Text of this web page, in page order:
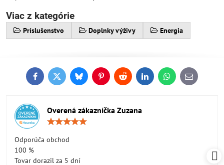
Viac z kategórie
Príslušenstvo Doplnky výživy Energia
FacebookTwitterBlueskyPinterestReddit LinkedInWhatsApp
E-
mail
Overená zákazníčka Zuzana
Odporúča obchod
100 %
Tovar dorazil za 5 dní